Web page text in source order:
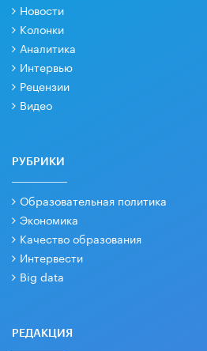
Новости
Колонки
Аналитика
Интервью
Рецензии
Видео
РУБРИКИ
Образовательная политика
Экономика
Качество образования
Интервести
Big data
РЕДАКЦИЯ